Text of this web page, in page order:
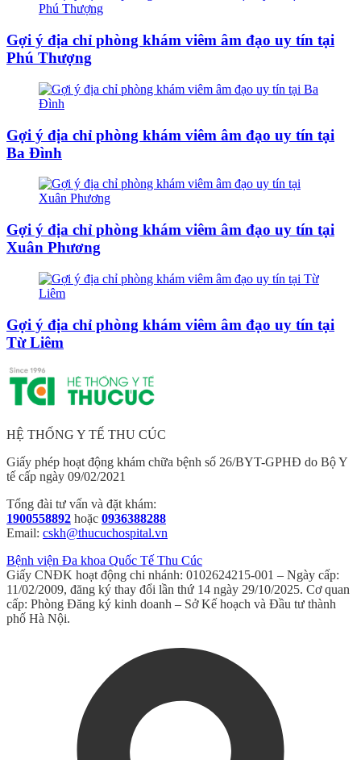
Gợi ý địa chỉ phòng khám viêm âm đạo uy tín tại
Phú Thượng
Gợi ý địa chỉ phòng khám viêm âm đạo uy tín tại
Ba Đình
Gợi ý địa chỉ phòng khám viêm âm đạo uy tín tại
Xuân Phương
Gợi ý địa chỉ phòng khám viêm âm đạo uy tín tại
Từ Liêm
HỆ THỐNG Y TẾ THU CÚC
Giấy phép hoạt động khám chữa bệnh số 26/BYT-GPHĐ do Bộ Y
tế cấp ngày 09/02/2021
Tổng đài tư vấn và đặt khám:
1900558892 hoặc 0936388288
Email: cskh@thucuchospital.vn
Bệnh viện Đa khoa Quốc Tế Thu Cúc
Giấy CNĐK hoạt động chi nhánh: 0102624215-001 – Ngày cấp:
11/02/2009, đăng ký thay đổi lần thứ 14 ngày 29/10/2025. Cơ quan
cấp: Phòng Đăng ký kinh doanh – Sở Kế hoạch và Đầu tư thành
phố Hà Nội.